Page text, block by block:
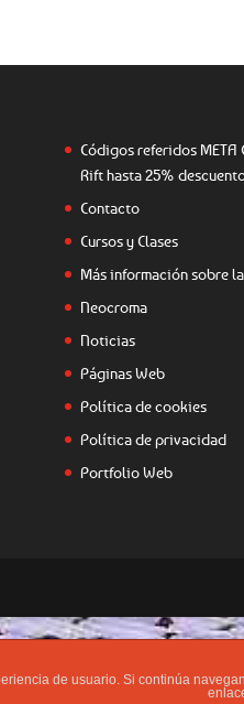
Códigos referidos META
Rift hasta 25%
Contacto
Cursos y Clases
Más información sobre
Neocroma
Noticias
Páginas Web
Política de cookies
Política de privacidad
Portfolio Web
de usuario. Si continúa